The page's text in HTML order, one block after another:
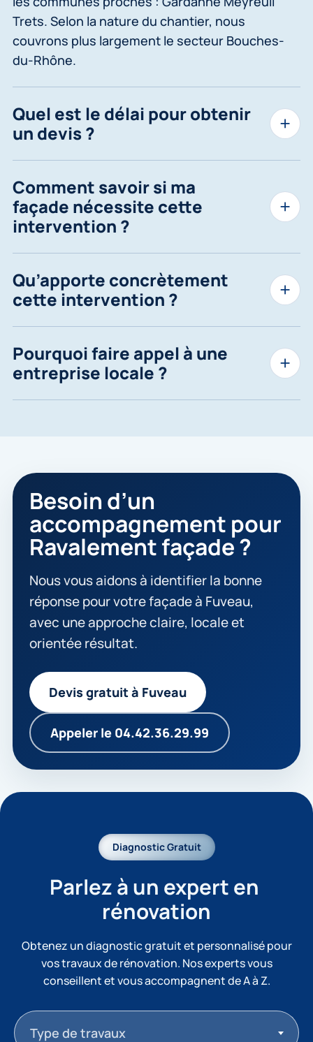
Trets. Selon la nature du chantier, nous
couvrons plus largement le secteur Bouches-
du-Rhône.
Quel est le délai pour obtenir
un devis ?
Comment savoir si ma
façade nécessite cette
intervention ?
Qu’apporte concrètement
cette intervention ?
Pourquoi faire appel à une
entreprise locale ?
Besoin d’un
accompagnement pour
Ravalement façade ?
Nous vous aidons à identifier la bonne
réponse pour votre façade à Fuveau,
avec une approche claire, locale et
orientée résultat.
Devis gratuit à Fuveau
Appeler le 04.42.36.29.99
Diagnostic Gratuit
Parlez à un expert en
rénovation
Obtenez un diagnostic gratuit et personnalisé pour
vos travaux de rénovation. Nos experts vous
conseillent et vous accompagnent de A à Z.
Type de travaux